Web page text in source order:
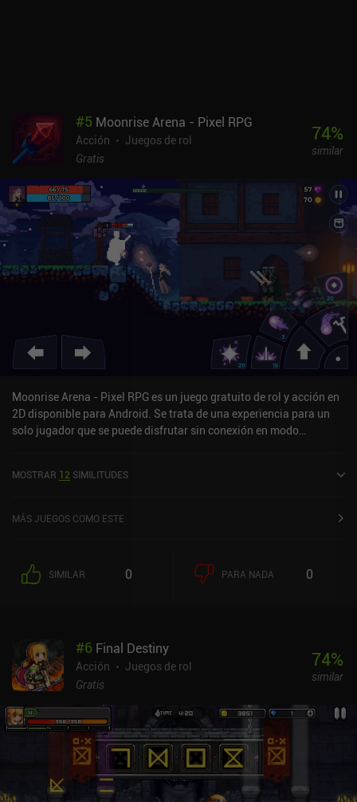
desafiante. Es un juego pulido con horas de contenido que los fans
del género deben probar.
#5 Moonrise Arena - Pixel RPG
Acción
Juegos de rol
Gratis
74%
similar
Moonrise Arena - Pixel RPG es un juego gratuito de rol y acción en
2D disponible para Android. Se trata de una experiencia para un
solo jugador que se puede disfrutar sin conexión en modo
Play.
MOSTRAR 12 SIMILITUDES
MÁS JUEGOS COMO ESTE
SIMILAR 0 PARA NADA 0
#6 Final Destiny
Acción
Juegos de rol
Gratis
74%
similar